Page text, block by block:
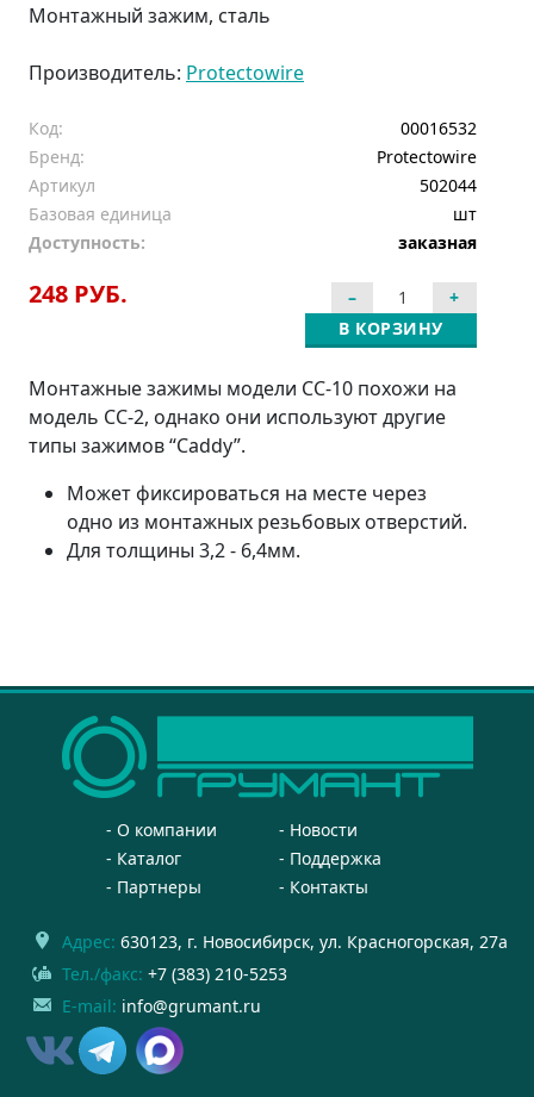
Монтажный зажим, сталь
Производитель: Protectowire
Код:
00016532
Бренд:
Protectowire
Артикул
502044
Базовая единица
шт
Доступность:
заказная
248 РУБ.
В КОРЗИНУ
Монтажные зажимы модели CC-10 похожи на
модель CC-2, однако они используют другие
типы зажимов “Caddy”.
Может фиксироваться на месте через
одно из монтажных резьбовых отверстий.
Для толщины 3,2 - 6,4мм.
О компании
Новости
Каталог
Поддержка
Партнеры
Контакты
Адрес: 630123, г. Новосибирск, ул. Красногорская, 27а
Тел./факс: +7 (383) 210-5253
E-mail: info@grumant.ru